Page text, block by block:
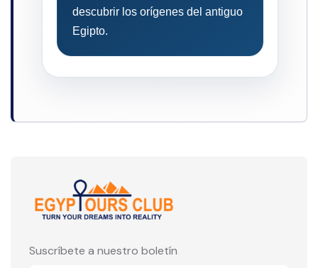
descubrir los orígenes del antiguo
Egipto.
Suscríbete a nuestro boletín